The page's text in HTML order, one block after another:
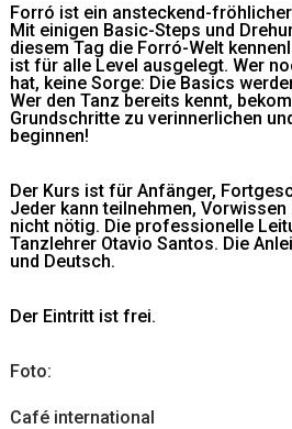
Forró ist ein ansteckend-
Mit einigen Basic-Steps und
diesem Tag die Forró-Welt
ist für alle Level ausgelegt. Wer
hat, keine Sorge: Die Basics
Wer den Tanz bereits kennt,
Grundschritte zu verinnerlichen
beginnen!
Der Kurs ist für Anfänger,
Jeder kann teilnehmen,
nicht nötig. Die professionelle
Tanzlehrer Otavio Santos. Die
und Deutsch.
Der Eintritt ist frei.
Foto:
Café international